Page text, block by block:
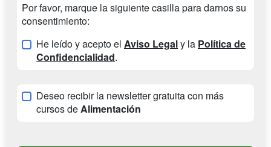
Por favor, marque la siguiente casilla para darnos su
consentimiento:
He leído y acepto el Aviso Legaly la Política de
Confidencialidad.
Deseo recibir la newsletter gratuita con más
cursos deAlimentación